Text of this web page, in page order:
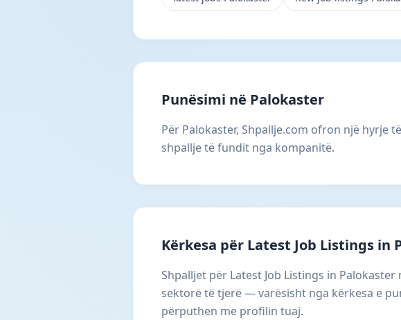
Punësimi në Palokaster
Për Palokaster, Shpallje.com ofron një hyrje
shpallje të fundit nga kompanitë.
Kërkesa për Latest Job Listings in
Shpalljet për Latest Job Listings in
sektorë të tjerë — varësisht nga kërkesa e
përputhen me profilin tuaj.